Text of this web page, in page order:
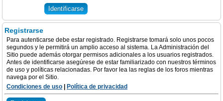
Registrarse
Para autenticarse debe estar registrado. Registrarse tomará solo unos pocos
segundos y le permitirá un amplio acceso al sistema. La Administración del
Sitio puede además otorgar permisos adicionales a los usuarios registrados.
Antes de identificarse asegúrese de estar familiarizado con nuestros términos
de uso y políticas relacionadas. Por favor lea las reglas de los foros mientras
navega por el Sitio.
Condiciones de uso
Política de privacidad